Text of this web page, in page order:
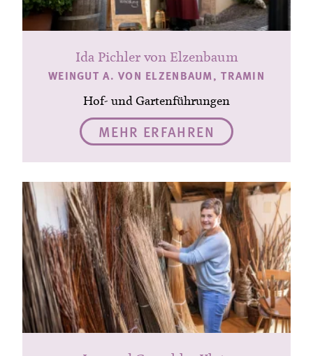
Ida Pichler von Elzenbaum
WEINGUT A. VON ELZENBAUM, TRAMIN
Hof- und Gartenführungen
MEHR ERFAHREN